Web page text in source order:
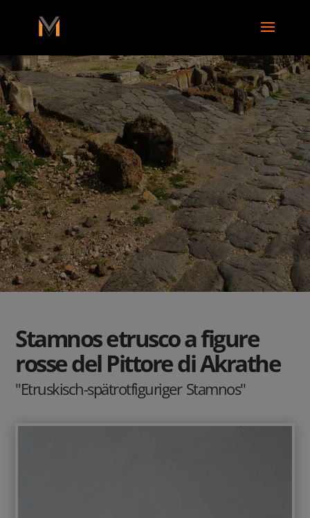
Stamnos etrusco a figure
rosse del Pittore di Akrathe
"Etruskisch-spätrotfiguriger Stamnos"